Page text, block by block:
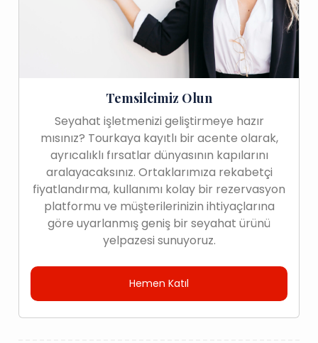
Temsilcimiz Olun
Seyahat işletmenizi geliştirmeye hazır
mısınız? Tourkaya kayıtlı bir acente olarak,
ayrıcalıklı fırsatlar dünyasının kapılarını
aralayacaksınız. Ortaklarımıza rekabetçi
fiyatlandırma, kullanımı kolay bir rezervasyon
platformu ve müşterilerinizin ihtiyaçlarına
göre uyarlanmış geniş bir seyahat ürünü
yelpazesi sunuyoruz.
Hemen Katıl